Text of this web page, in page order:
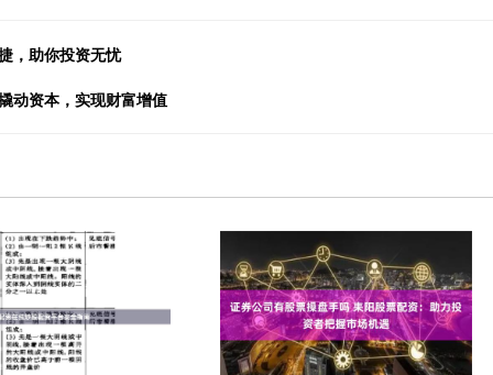
，助你投资无忧
动资本，实现财富增值